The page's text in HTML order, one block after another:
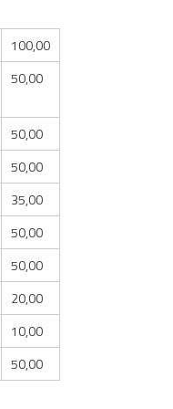
100,00
50,00
50,00
50,00
35,00
50,00
50,00
20,00
10,00
50,00